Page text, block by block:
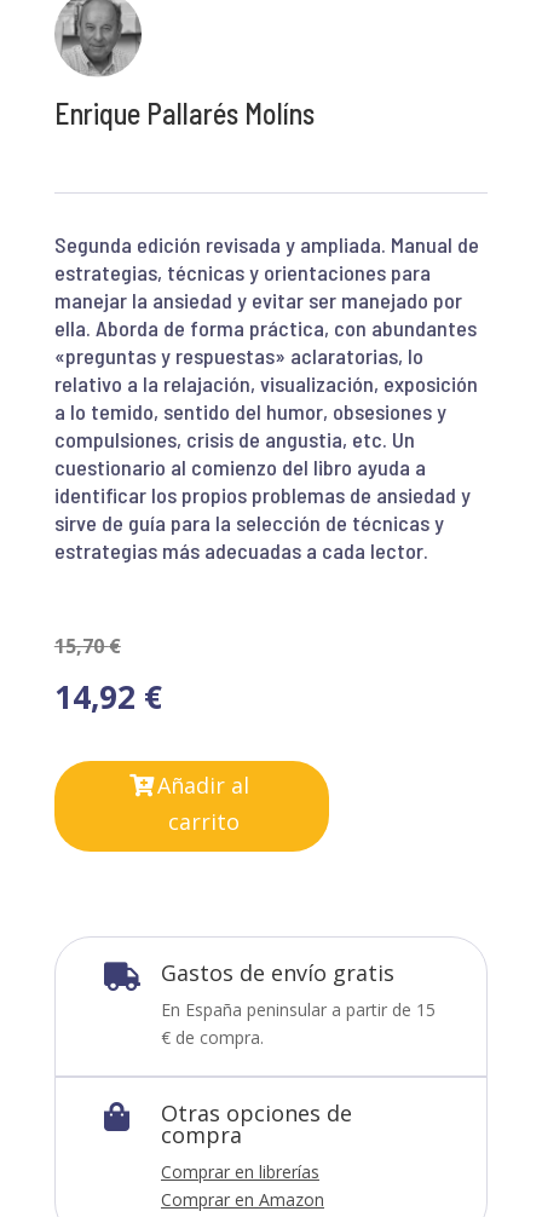
Enrique Pallarés Molíns
Segunda edición revisada y ampliada. Manual de
estrategias, técnicas y orientaciones para
manejar la ansiedad y evitar ser manejado por
ella. Aborda de forma práctica, con abundantes
«preguntas y respuestas» aclaratorias, lo
relativo a la relajación, visualización, exposición
a lo temido, sentido del humor, obsesiones y
compulsiones, crisis de angustia, etc. Un
cuestionario al comienzo del libro ayuda a
identificar los propios problemas de ansiedad y
sirve de guía para la selección de técnicas y
estrategias más adecuadas a cada lector.
15,70€
14,92 €
Añadir al
carrito
 Gastos de envío gratis
En España peninsular a partir de 15
€ de compra.
 Otras opciones de
compra
Comprar en librerías
Comprar en Amazon